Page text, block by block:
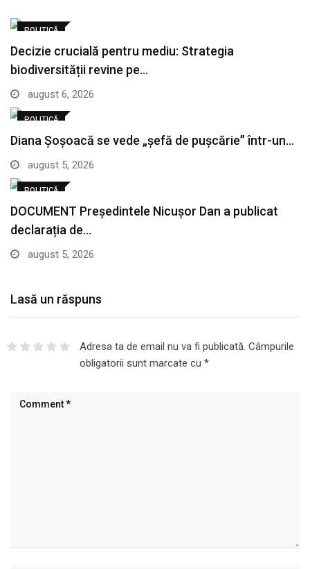
POLITICĂ
Decizie crucială pentru mediu: Strategia
biodiversității revine pe…
august 6, 2026
POLITICĂ
Diana Șoșoacă se vede „șefă de pușcărie” într-un…
august 5, 2026
POLITICĂ
DOCUMENT Președintele Nicușor Dan a publicat
declarația de…
august 5, 2026
Lasă un răspuns
Adresa ta de email nu va fi publicată. Câmpurile
obligatorii sunt marcate cu *